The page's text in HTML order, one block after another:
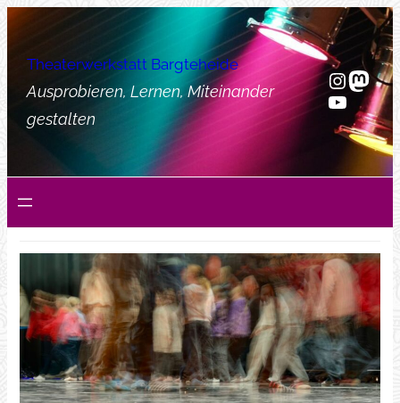
Zum
springen
Theaterwerkstatt Bargteheide
Ausprobieren, Lernen, Miteinander
gestalten